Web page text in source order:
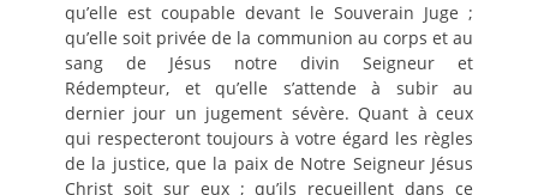
qu’elle est coupable devant le Souverain Juge ;
qu’elle soit privée de la communion au corps et au
sang de Jésus notre divin Seigneur et
Rédempteur, et qu’elle s’attende à subir au
dernier jour un jugement sévère. Quant à ceux
qui respecteront toujours à votre égard les règles
de la justice, que la paix de Notre Seigneur Jésus
Christ soit sur eux ; qu’ils recueillent dans ce